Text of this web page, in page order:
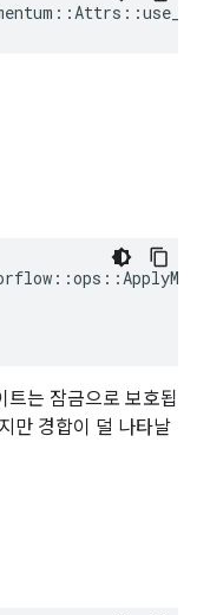
트는 잠금으로 보호됩
만 경합이 덜 나타날